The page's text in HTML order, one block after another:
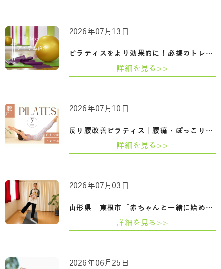
ピラティスをより効果的に！必携のトレー…
2026年07月13日
詳細を見る>>
反り腰改善ピラティス｜腰痛・ぽっこりお…
2026年07月10日
詳細を見る>>
山形県 東根市「赤ちゃんと一緒に始める産…
2026年07月03日
詳細を見る>>
2026年06月25日